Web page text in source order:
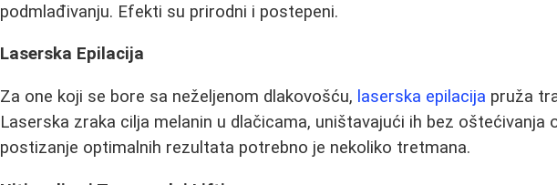
podmlađivanju. Efekti su prirodni i postepeni.
Laserska Epilacija
Za one koji se bore sa neželjenom dlakovošću, laserska epilacija pruža
Laserska zraka cilja melanin u dlačicama, uništavajući ih bez oštećivanja
postizanje optimalnih rezultata potrebno je nekoliko tretmana.